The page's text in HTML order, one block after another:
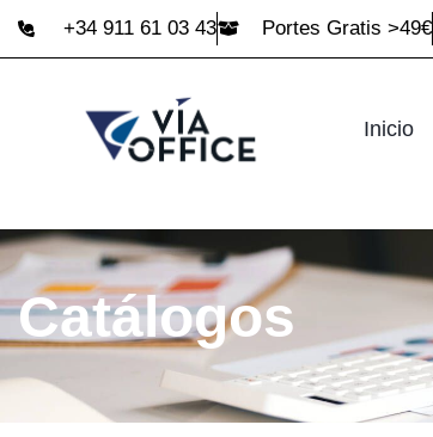
+34 911 61 03 43 Portes Gratis >49€
Inicio
Catálogos